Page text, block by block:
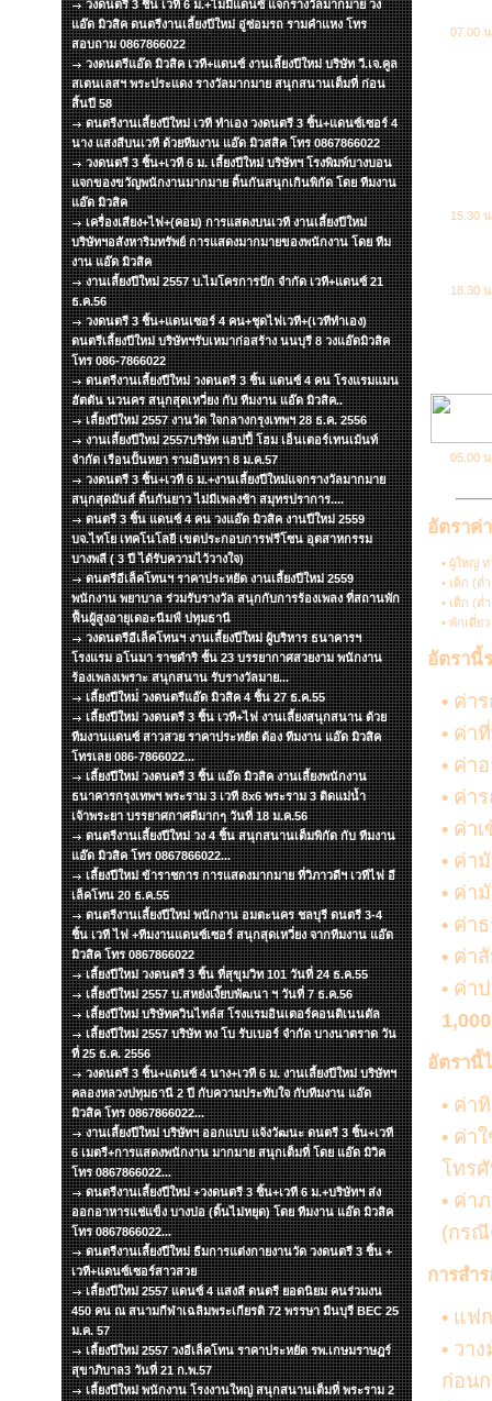
วงดนตรี 3 ชิ้น เวที 6 ม.+ไมมีแดนซ์ แจกรางวัลมากมาย วง
แอ๊ด มิวสิค ดนตรีงานเลี้ยงปีใหม่ อู่ซ่อมรถ รามคำแหง โทร
สอบถาม 0867866022
วงดนตรีแอ๊ด มิวสิค เวที+แดนซ์ งานเลี้ยงปีใหม่ บริษัท วี.เจ.คูล
สเตนเลสฯ พระประแดง รางวัลมากมาย สนุกสนานเต็มที่ ก่อน
สิ้นปี 58
ดนตรีงานเลี้ยงปีใหม่ เวที ทำเอง วงดนตรี 3 ชิ้น+แดนซ์เซอร์ 4
นาง แสงสีบนเวที ด้วยทีมงาน แอ๊ด มิวสสิค โทร 0867866022
วงดนตรี 3 ชิ้น+เวที 6 ม. เลี้ยงปีใหม่ บริษัทฯ โรงพิมพ์บางบอน
แจกของขวัญพนักงานมากมาย ดิ้นกันสนุกเกินพิกัด โดย ทีมงาน
แอ๊ด มิวสิค
เครื่องเสียง+ไฟ+(คอม) การแสดงบนเวที งานเลี้ยงปีใหม่
บริษัทฯอสังหาริมทรัพย์ การแสดงมากมายของพนักงาน โดย ทีม
งาน แอ๊ด มิวสิค
งานเลี้ยงปีใหม่ 2557 บ.ไมโครการปัก จำกัด เวที+แดนซ์ 21
ธ.ค.56
วงดนตรี 3 ชิ้น+แดนเซอร์ 4 คน+ชุดไฟเวที+(เวทีทำเอง)
ดนตรีเลี้ยงปีใหม่ บริษัทฯรับเหมาก่อสร้าง นนบุรี 8 วงแอ๊ดมิวสิค
โทร 086-7866022
ดนตรีงานเลี้ยงปีใหม่ วงดนตรี 3 ชิ้น แดนซ์ 4 คน โรงแรมแมน
ฮัตตัน นวนคร สนุกสุดเหวี่ยง กับ ทีมงาน แอ๊ด มิวสิค..
เลี้ยงปีใหม่ 2557 งานวัด ใจกลางกรุงเทพฯ 28 ธ.ค. 2556
งานเลี้ยงปีใหม่ 2557บริษัท แฮปปี้ โฮม เอ็นเตอร์เทนเม้นท์
จำกัด เรือนปั้นหยา รามอินทรา 8 ม.ค.57
วงดนตรี 3 ชิ้น+เวที 6 ม.+งานเลี้ยงปีใหม่แจกรางวัลมากมาย
สนุกสุดมันส์ ดิ้นกันยาว ไม่มีเพลงช้า สมุทรปราการ....
ดนตรี 3 ชิ้น แดนซ์ 4 คน วงแอ๊ด มิวสิค งานปีใหม่ 2559
บจ.ไทโย เทคโนโลยี เขตประกอบการฟรีโซน อุตสาหกรรม
บางพลี ( 3 ปี ได้รับความไว้วางใจ)
ดนตรีอีเล็คโทนฯ ราคาประหยัด งานเลี้ยงปีใหม่ 2559
พนักงาน พยาบาล ร่วมรับรางวัล สนุกกับการร้องเพลง ที่สถานพัก
ฟื้นผู้สูงอายุเดอะนีมฟ์ ปทุมธานี
วงดนตรีอีเล็คโทนฯ งานเลี้ยงปีใหม่ ผู้บริหาร ธนาคารฯ
โรงแรม อโนมา ราชดำริ ชั้น 23 บรรยากาศสวยงาม พนักงาน
ร้องเพลงเพราะ สนุกสนาน รับรางวัลมาย...
เลี้ยงปีใหม่่ วงดนตรีแอ๊ด มิวสิค 4 ชิ้น 27 ธ.ค.55
เลี้ยงปีใหม่ วงดนตรี 3 ชิ้น เวที+ไฟ งานเลี้ยงสนุกสนาน ด้วย
ทีมงานแดนซ์ สาวสวย ราคาประหยัด ต้อง ทีมงาน แอ๊ด มิวสิค
โทรเลย 086-7866022...
เลี้ยงปีใหม่ วงดนตรี 3 ชิ้น แอ๊ด มิวสิค งานเลี้ยงพนักงาน
ธนาคารกรุงเทพฯ พระราม 3 เวที 8x6 พระราม 3 ติดแม่น้ำ
เจ้าพระยา บรรยาศกาศดีมากๆ วันที่ 18 ม.ค.56
ดนตรีงานเลี้ยงปีใหม่ วง 4 ชิ้น สนุกสนานเต็มพิกัด กับ ทีมงาน
แอ๊ด มิวสิค โทร 0867866022...
เลี้ยงปีใหม่ ข้าราชการ การแสดงมากมาย ที่วิภาวดีฯ เวทีไฟ อี
เล็คโทน 20 ธ.ค.55
ดนตรีงานเลี้ยงปีใหม่ พนักงาน อมตะนคร ชลบุรี ดนตรี 3-4
ชิ้น เวที ไฟ +ทีมงานแดนซ์เซอร์ สนุกสุดเหวี่ยง จากทีมงาน แอ๊ด
มิวสิค โทร 0867866022
เลี้ยงปีใหม่ วงดนตรี 3 ชิ้น ที่สุขุมวิท 101 วันที่ 24 ธ.ค.55
เลี้ยงปีใหม่ 2557 บ.สหย่งเงี๊ยบพัฒนา ฯ วันที่ 7 ธ.ค.56
เลี้ยงปีใหม่ บริษัทควินไทล์ส โรงแรมอินเตอร์คอนติเนนตัล
เลี้ยงปีใหม่ 2557 บริษัท หง โบ รับเบอร์ จำกัด บางนาตราด วัน
ที่ 25 ธ.ค. 2556
วงดนตรี 3 ชิ้น+แดนซ์ 4 นาง+เวที 6 ม. งานเลี้ยงปีใหม่ บริษัทฯ
คลองหลวงปทุมธานี 2 ปี กับความประทับใจ กับทีมงาน แอ๊ด
มิวสิค โทร 0867866022...
งานเลี้ยงปีใหม่ บริษัทฯ ออกแบบ แจ้งวัฒนะ ดนตรี 3 ชิ้น+เวที
6 เมตรี+การแสดงพนักงาน มากมาย สนุกเต็มที่ โดย แอ๊ด มิวิค
โทร 0867866022...
ดนตรีงานเลี้ยงปีใหม่ +วงดนตรี 3 ชิ้น+เวที 6 ม.+บริษัทฯ ส่ง
ออกอาหารแช่แข็ง บางบ่อ (ดิ้นไม่หยุด) โดย ทีมงาน แอ๊ด มิวสิค
โทร 0867866022...
ดนตรีงานเลี้ยงปีใหม่ ธีมการแต่งกายงานวัด วงดนตรี 3 ชิ้น +
เวที+แดนซ์เซอร์สาวสวย
เลี้ยงปีใหม่ 2557 แดนซ์ 4 แสงสี ดนตรี ยอดนิยม คนร่วมงน
450 คน ณ สนามกีฬาเฉลิมพระเกียรติ 72 พรรษา มีนบุรี BEC 25
ม.ค. 57
เลี้ยงปีใหม่ 2557 วงอีเล็คโทน ราคาประหยัด รพ.เกษมราษฎร์
สุขาภิบาล3 วันที่ 21 ก.พ.57
เลี้ยงปีใหม่ พนักงาน โรงงานใหญ่ สนุกสนานเต็มที่ พระราม 2
07.00
15.30
18.30
05.00
อัตราค่
• ผู้ใหญ่
• เด็ก (ต่
• เด็ก (ต่
• พักเดี่ย
อัตรานี้
• ค่า
• ค่า
• ค่า
• ค่า
• ค่า
• ค่า
• ค่า
• ค่า
• ค่า
• ค่า
อัตรานี้
• ค่า
• ค่า
โทร
• ค่า
(กรณี
การสำ
• แฟ
• วา
ก่อน